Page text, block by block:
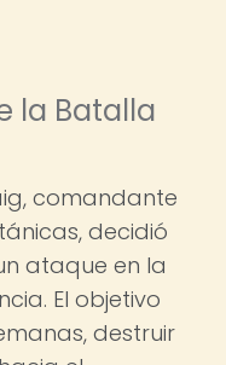
la Batalla
comandante
decidió
ataque en la
El objetivo
destruir